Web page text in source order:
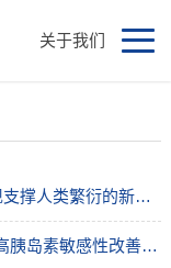
关于我们
横滨市立大学：Y染色体不会消失？发现支撑人类繁衍的新功能
京都府立大学明确稀有糖D-阿洛酮糖提高胰岛素敏感性改善高血糖的机制，有望开拓血糖新疗法